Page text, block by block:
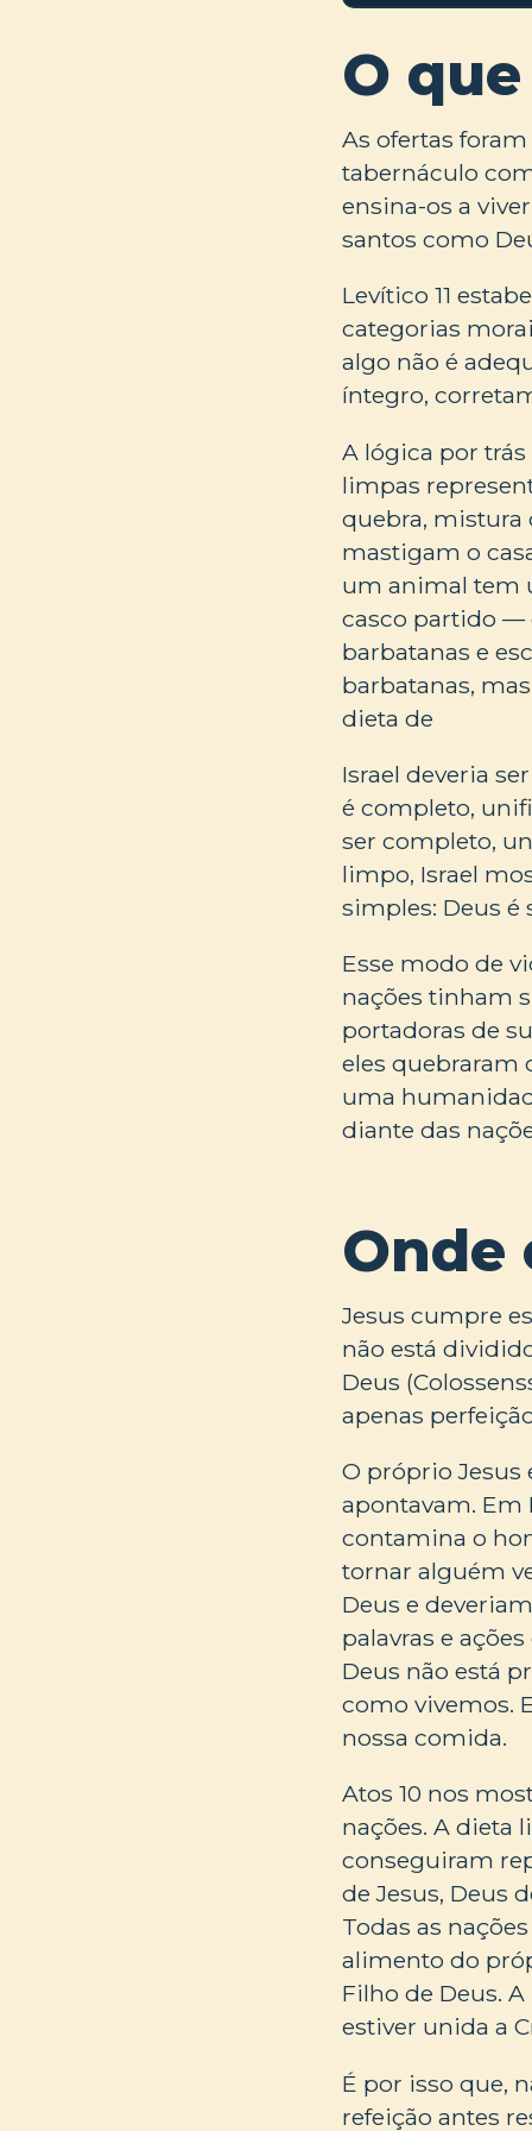
O
As ofertas
tabernáculo
ensina-os a
santos como
Levítico 11
categorias
algo não é
íntegro,
A lógica por
limpas
quebra, mistura
mastigam o
um animal tem
casco partido —
barbatanas e
barbatanas,
dieta de
Israel deveria
é completo,
ser completo,
limpo, Israel
simples: Deus é
Esse modo de
nações tinham
portadoras de
eles quebraram
uma
diante das
Onde
Jesus cumpre
não está
Deus
apenas
O próprio Jesus
apontavam. Em
contamina o
tornar alguém
Deus e
palavras e
Deus não está
como vivemos.
nossa comida.
Atos 10 nos
nações. A dieta
conseguiram
de Jesus, Deus
Todas as
alimento do
Filho de Deus.
estiver unida a
É por isso que,
refeição antes